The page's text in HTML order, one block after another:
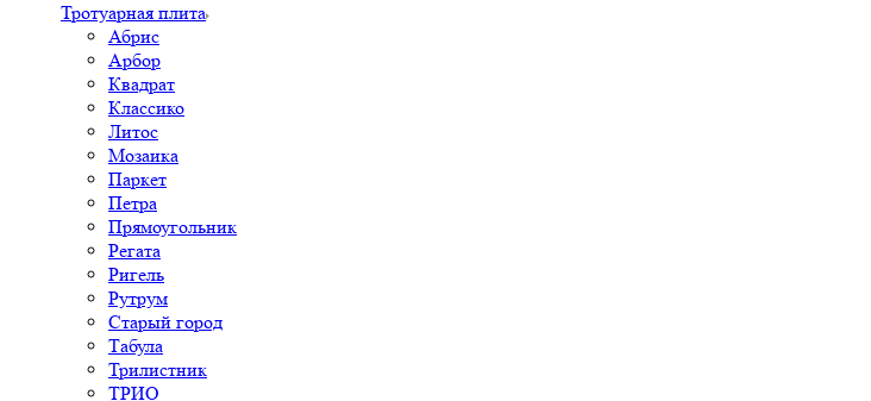
Тротуарная плита
Абрис
Арбор
Квадрат
Классико
Литос
Мозаика
Паркет
Петра
Прямоугольник
Регата
Ригель
Рутрум
Старый город
Табула
Трилистник
ТРИО